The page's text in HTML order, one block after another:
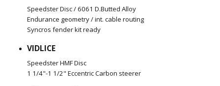
Speedster Disc / 6061 D.Butted Alloy
Endurance geometry / int. cable routing
Syncros fender kit ready
VIDLICE
Speedster HMF Disc
1 1/4"-1 1/2" Eccentric Carbon steerer